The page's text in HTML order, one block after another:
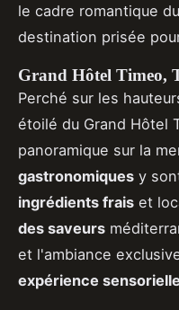
le cadre romantique
destination prisée
Grand Hôtel Timeo,
Perché sur les
étoilé du Grand Hôtel
panoramique sur la
gastronomiques y
ingrédients frais et
des saveurs
et l'ambiance
expérience sensorielle